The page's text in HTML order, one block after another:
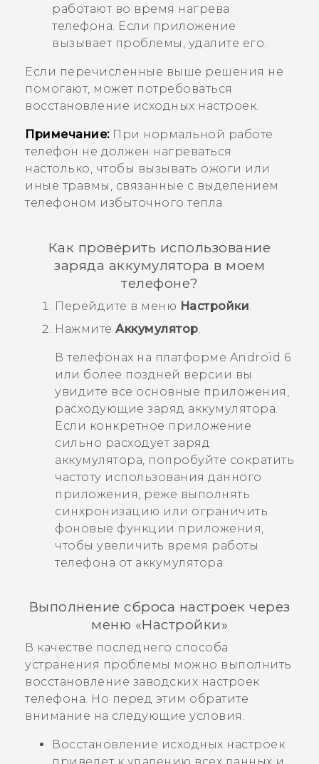
работают во время нагрева
телефона. Если приложение
вызывает проблемы, удалите его.
Если перечисленные выше решения не
помогают, может потребоваться
восстановление исходных настроек.
Примечание:При нормальной работе
телефон не должен нагреваться
настолько, чтобы вызывать ожоги или
иные травмы, связанные с выделением
телефоном избыточного тепла.
Как проверить использование
заряда аккумулятора в моем
телефоне?
Перейдите в меню Настройки.
Нажмите Аккумулятор.
В телефонах на платформе Android 6
или более поздней версии вы
увидите все основные приложения,
расходующие заряд аккумулятора.
Если конкретное приложение
сильно расходует заряд
аккумулятора, попробуйте сократить
частоту использования данного
приложения, реже выполнять
синхронизацию или ограничить
фоновые функции приложения,
чтобы увеличить время работы
телефона от аккумулятора.
Выполнение сброса настроек через
меню «Настройки»
В качестве последнего способа
устранения проблемы можно выполнить
восстановление заводских настроек
телефона. Но перед этим обратите
внимание на следующие условия.
Восстановление исходных настроек